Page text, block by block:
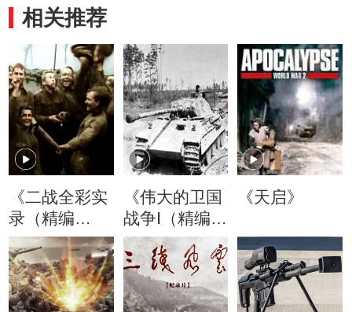
相关推荐
《二战全彩实
录（精编
版）》
《伟大的卫国
战争Ⅰ（精编
版）》
《天启》